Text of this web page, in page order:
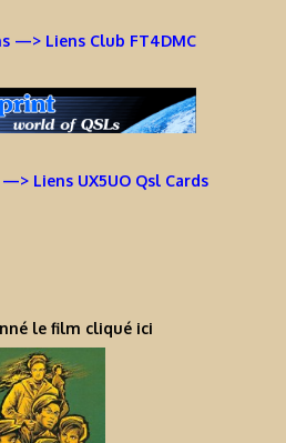
—> Liens Club FT4DMC
Liens UX5UO Qsl Cards
le film cliqué ici